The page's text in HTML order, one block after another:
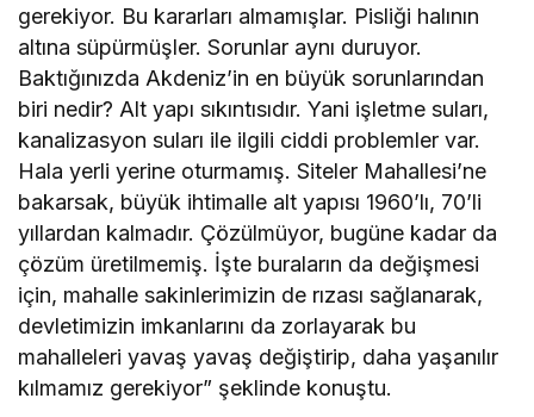
gerekiyor. Bu kararları almamışlar. Pisliği halının
altına süpürmüşler. Sorunlar aynı duruyor.
Baktığınızda Akdeniz’in en büyük sorunlarından
biri nedir? Alt yapı sıkıntısıdır. Yani işletme suları,
kanalizasyon suları ile ilgili ciddi problemler var.
Hala yerli yerine oturmamış. Siteler Mahallesi’ne
bakarsak, büyük ihtimalle alt yapısı 1960’lı, 70’li
yıllardan kalmadır. Çözülmüyor, bugüne kadar da
çözüm üretilmemiş. İşte buraların da değişmesi
için, mahalle sakinlerimizin de rızası sağlanarak,
devletimizin imkanlarını da zorlayarak bu
mahalleleri yavaş yavaş değiştirip, daha yaşanılır
kılmamız gerekiyor” şeklinde konuştu.